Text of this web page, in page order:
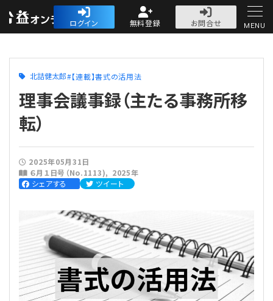
公益・一般法人オ
ログイン 無料登録
お問合せ
人気記事
法人運営
理事会
評議員会・社員総会
会計・税務
定期提出書類
労務
法務
MENU
北詰健太郎 【連載】書式の活用法
理事会議事録（主たる事務所移
転）
2025年05月31日
６月１日号（No.1113)
2025年
シェアする
ツイート